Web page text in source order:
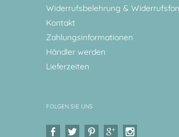
Widerrufsbelehrung &
Kontakt
Zahlungsinformationen
Händler werden
Lieferzeiten
FOLGEN SIE UNS